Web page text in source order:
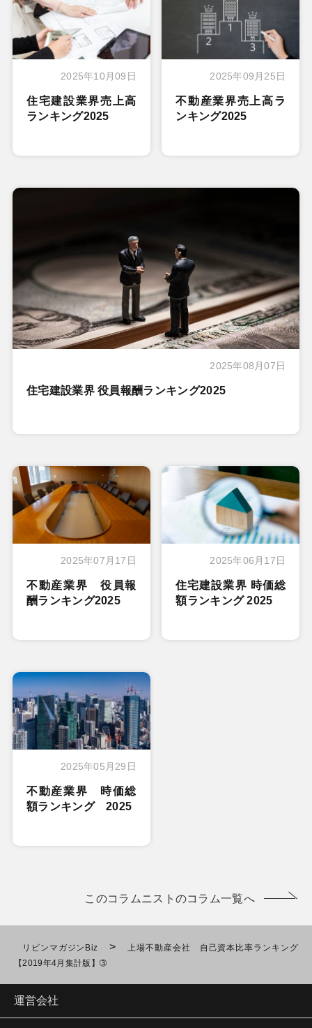
2025年10月09日
住宅建設業界売上高
ランキング2025
2025年09月25日
不動産業界売上高ラ
ンキング2025
2025年08月07日
住宅建設業界 役員報酬ランキング2025
2025年07月17日
不動産業界 役員報
酬ランキング2025
2025年06月17日
住宅建設業界 時価総
額ランキング 2025
2025年05月29日
不動産業界 時価総
額ランキング 2025
このコラムニストのコラム一覧へ
リビンマガジンBiz >
上場不動産会社 自己資本比率ランキング
【2019年4月集計版】➂
運営会社